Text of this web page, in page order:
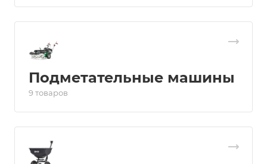
Подметательные машины
9 товаров